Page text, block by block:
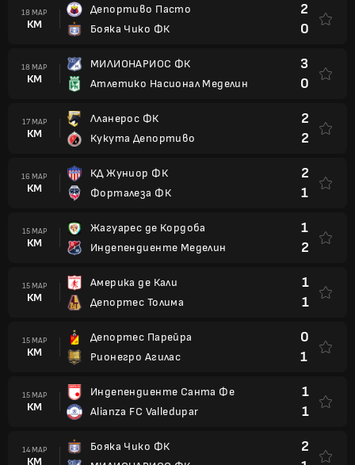
18 МАР
КМ
Депортиво Пасто
Бояка Чико ФК
2
0
18 МАР
КМ
МИЛИОНАРИОС ФК
Атлетико Насионал Меделин
3
0
17 МАР
КМ
Лланерос ФК
Кукута Депортиво
2
2
16 МАР
КМ
КД Жуниор ФК
Форталеза ФК
2
1
15 МАР
КМ
Жагуарес де Кордоба
Индепендиенте Меделин
1
2
15 МАР
КМ
Америка де Кали
Депортес Толима
1
1
15 МАР
КМ
Депортес Парейра
Рионегро Агилас
0
1
15 МАР
КМ
Индепендиенте Санта Фе
Alianza FC Valledupar
1
1
14 МАР
КМ
Бояка Чико ФК
2